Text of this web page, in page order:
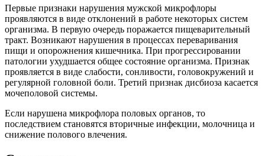
Первые признаки нарушения мужской микрофлоры
проявляются в виде отклонений в работе некоторых систем
организма. В первую очередь поражается пищеварительный
тракт. Возникают нарушения в процессах переваривания
пищи и опорожнения кишечника. При прогрессировании
патологии ухудшается общее состояние организма. Признак
проявляется в виде слабости, сонливости, головокружений и
регулярной головной боли. Третий признак дисбиоза касается
мочеполовой системы.
Если нарушена микрофлора половых органов, то
последствием становятся вторичные инфекции, молочница и
снижение полового влечения.